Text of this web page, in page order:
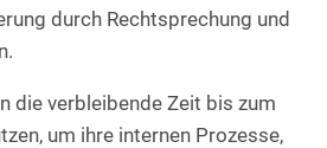
durch Rechtsprechung und
die verbleibende Zeit bis zum
um ihre internen Prozesse,